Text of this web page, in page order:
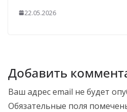
22.05.2026
Добавить
Ваш адрес email не будет
Обязательные поля